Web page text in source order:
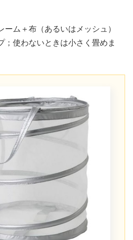
ーム＋布（あるいはメッシュ）
；使わないときは小さく畳めま